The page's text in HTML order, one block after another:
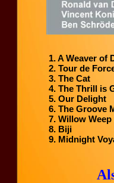
1. A Weaver
2. Tour
3. The
4. The
5. Our
6. The
7. Willow
8.
9.